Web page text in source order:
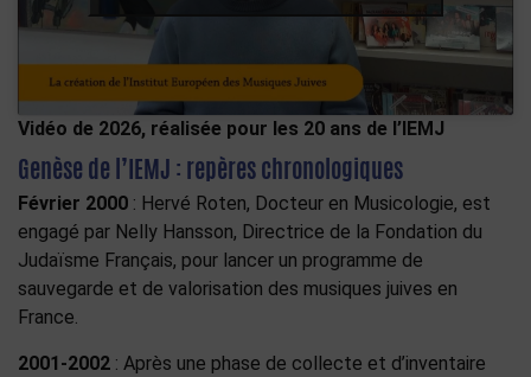
Vidéo de 2026, réalisée pour les 20 ans de l’IEMJ
Genèse de l’IEMJ : repères chronologiques
Février 2000 : Hervé Roten, Docteur en Musicologie, est
engagé par Nelly Hansson, Directrice de la Fondation du
Judaïsme Français, pour lancer un programme de
sauvegarde et de valorisation des musiques juives en
France.
2001-2002 : Après une phase de collecte et d’inventaire